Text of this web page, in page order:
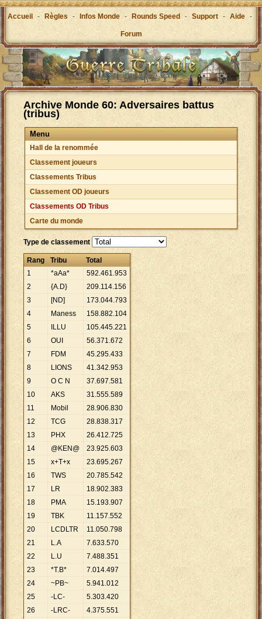
Accueil - Règles - Infos Monde - Rounds Speed - Support - Aide -
Forum
Archive Monde 60: Adversaires battus
(tribus)
Menu
Hall de la renommée
Classement joueurs
Classements Tribus
Classement OD joueurs
Classements OD Tribus
Carte du monde
Type de classement
Rang Tribu
Total
1
*aAa* 592.461.953
2
{A.D} 209.114.156
3
[ND] 173.044.793
4
Maness 158.882.104
5
ILLU 105.445.221
6
OUI 56.371.672
7
FDM 45.295.433
8
LIONS 41.342.953
9
O C N 37.697.581
10
AKS 31.555.589
11
Mobil 28.906.830
12
TCG 28.838.317
13
PHX 26.412.725
14
@KEN@ 23.925.603
15
x+T+x 23.695.267
16
TWS 20.785.542
17
LR 18.902.383
18
PMA 15.193.907
19
TBK 11.157.552
20
LCDLTR 11.050.798
21
L.A 7.633.570
22
L.U 7.488.351
23
*T.B* 7.014.497
24
~PB~ 5.941.012
25
-LC- 5.303.420
26
-LRC- 4.375.551